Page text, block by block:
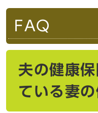
FAQ
夫の健康
ている妻